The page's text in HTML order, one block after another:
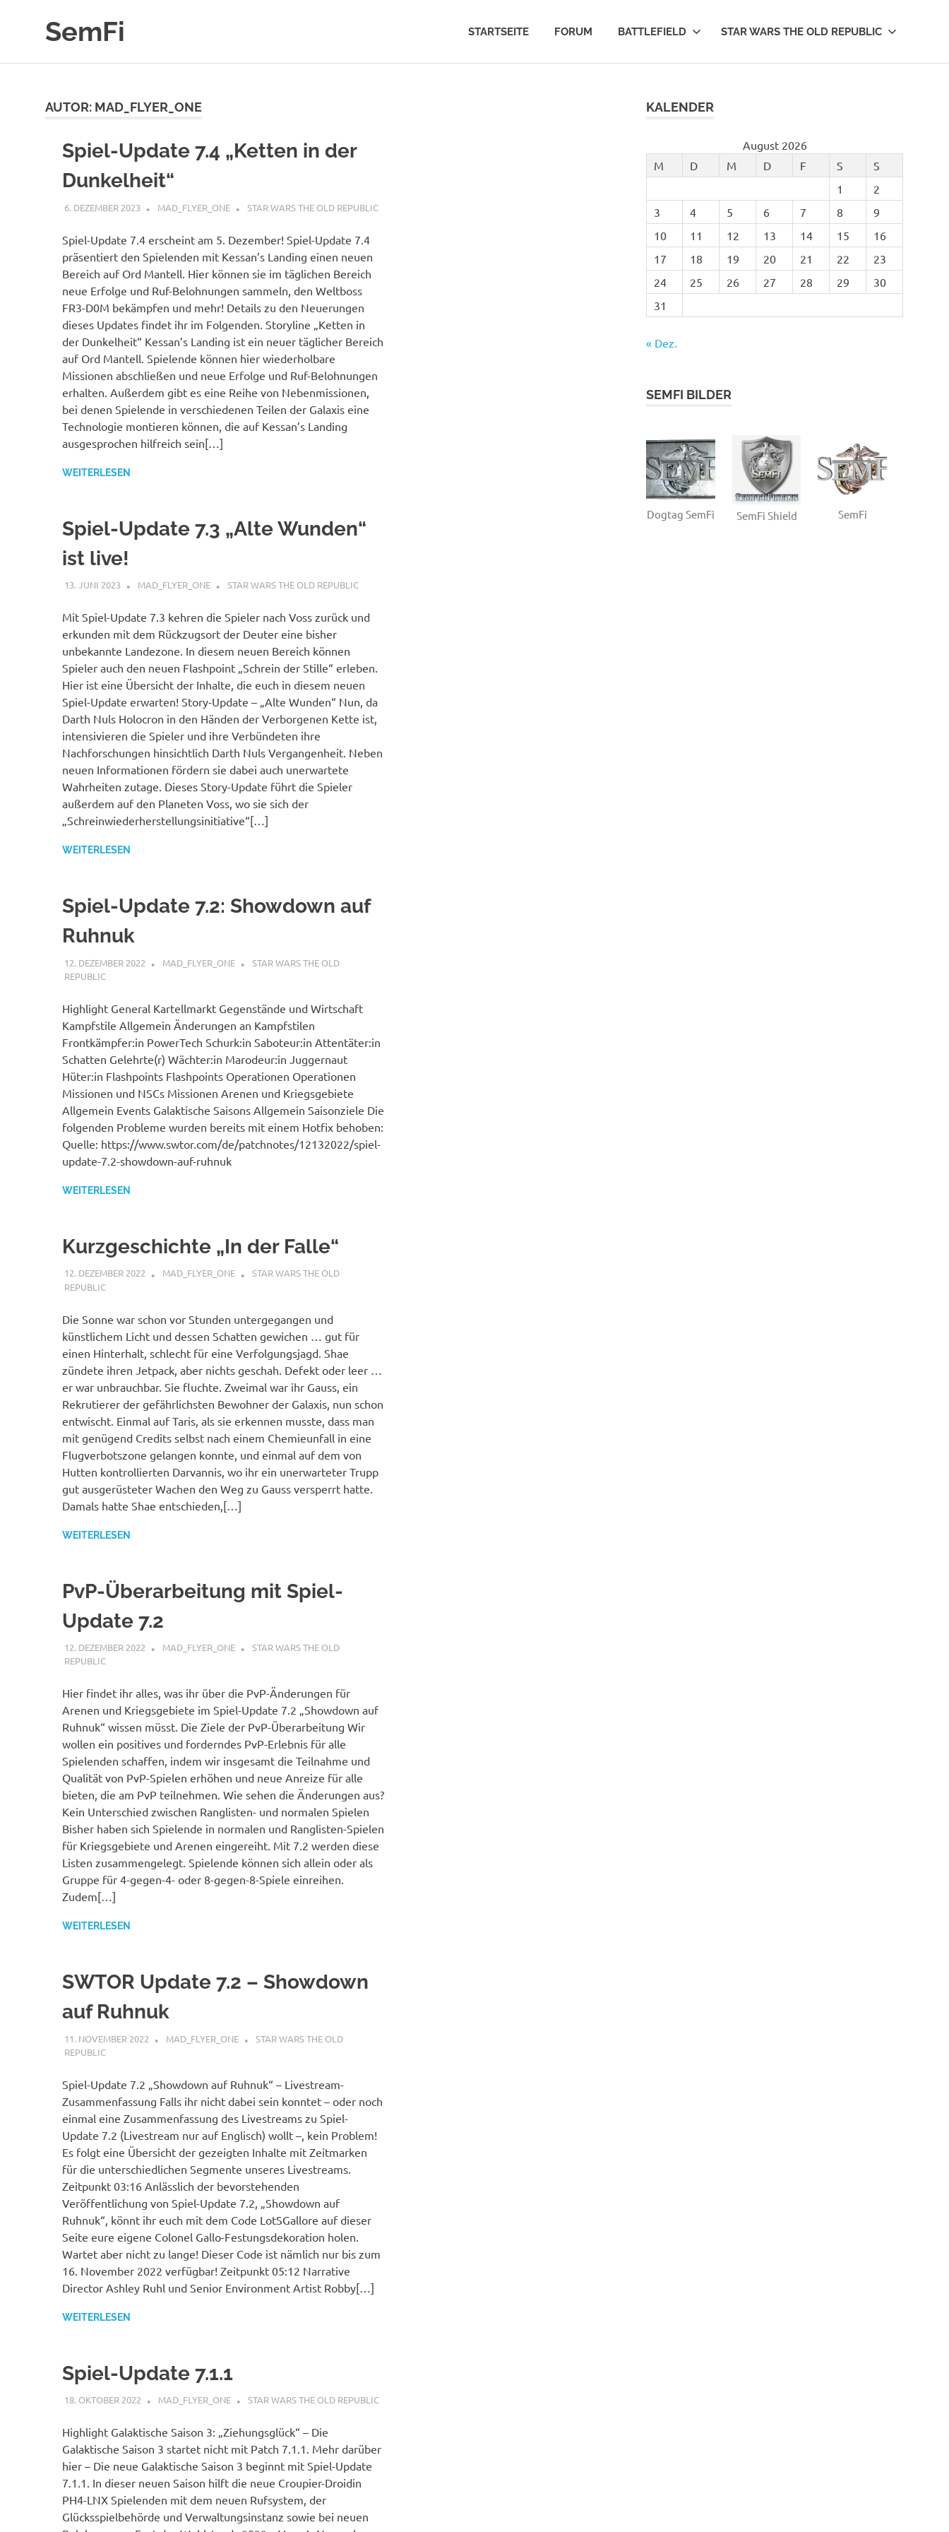
SemFi STARTSEITE FORUM BATTLEFIELD STAR WARS THE OLD REPUBLIC
AUTOR: MAD_FLYER_ONE
Spiel-Update 7.4 „Ketten in der
Dunkelheit“
6. DEZEMBER 2023 MAD_FLYER_ONE STAR WARS THE OLD REPUBLIC
Spiel-Update 7.4 erscheint am 5. Dezember! Spiel-Update 7.4
präsentiert den Spielenden mit Kessan’s Landing einen neuen
Bereich auf Ord Mantell. Hier können sie im täglichen Bereich
neue Erfolge und Ruf-Belohnungen sammeln, den Weltboss
FR3-D0M bekämpfen und mehr! Details zu den Neuerungen
dieses Updates findet ihr im Folgenden. Storyline „Ketten in
der Dunkelheit“ Kessan’s Landing ist ein neuer täglicher Bereich
auf Ord Mantell. Spielende können hier wiederholbare
Missionen abschließen und neue Erfolge und Ruf-Belohnungen
erhalten. Außerdem gibt es eine Reihe von Nebenmissionen,
bei denen Spielende in verschiedenen Teilen der Galaxis eine
Technologie montieren können, die auf Kessan’s Landing
ausgesprochen hilfreich sein[…]
WEITERLESEN
Spiel-Update 7.3 „Alte Wunden“
ist live!
13. JUNI 2023 MAD_FLYER_ONE STAR WARS THE OLD REPUBLIC
Mit Spiel-Update 7.3 kehren die Spieler nach Voss zurück und
erkunden mit dem Rückzugsort der Deuter eine bisher
unbekannte Landezone. In diesem neuen Bereich können
Spieler auch den neuen Flashpoint „Schrein der Stille“ erleben.
Hier ist eine Übersicht der Inhalte, die euch in diesem neuen
Spiel-Update erwarten! Story-Update – „Alte Wunden“ Nun, da
Darth Nuls Holocron in den Händen der Verborgenen Kette ist,
intensivieren die Spieler und ihre Verbündeten ihre
Nachforschungen hinsichtlich Darth Nuls Vergangenheit. Neben
neuen Informationen fördern sie dabei auch unerwartete
Wahrheiten zutage. Dieses Story-Update führt die Spieler
außerdem auf den Planeten Voss, wo sie sich der
„Schreinwiederherstellungsinitiative“[…]
WEITERLESEN
Spiel-Update 7.2: Showdown auf
Ruhnuk
12. DEZEMBER 2022 MAD_FLYER_ONE
STAR WARS THE OLD
REPUBLIC
Highlight General Kartellmarkt Gegenstände und Wirtschaft
Kampfstile Allgemein Änderungen an Kampfstilen
Frontkämpfer:in PowerTech Schurk:in Saboteur:in Attentäter:in
Schatten Gelehrte(r) Wächter:in Marodeur:in Juggernaut
Hüter:in Flashpoints Flashpoints Operationen Operationen
Missionen und NSCs Missionen Arenen und Kriegsgebiete
Allgemein Events Galaktische Saisons Allgemein Saisonziele Die
folgenden Probleme wurden bereits mit einem Hotfix behoben:
Quelle: https://www.swtor.com/de/patchnotes/12132022/spiel-
update-7.2-showdown-auf-ruhnuk
WEITERLESEN
Kurzgeschichte „In der Falle“
12. DEZEMBER 2022 MAD_FLYER_ONE
STAR WARS THE OLD
REPUBLIC
Die Sonne war schon vor Stunden untergegangen und
künstlichem Licht und dessen Schatten gewichen … gut für
einen Hinterhalt, schlecht für eine Verfolgungsjagd. Shae
zündete ihren Jetpack, aber nichts geschah. Defekt oder leer …
er war unbrauchbar. Sie fluchte. Zweimal war ihr Gauss, ein
Rekrutierer der gefährlichsten Bewohner der Galaxis, nun schon
entwischt. Einmal auf Taris, als sie erkennen musste, dass man
mit genügend Credits selbst nach einem Chemieunfall in eine
Flugverbotszone gelangen konnte, und einmal auf dem von
Hutten kontrollierten Darvannis, wo ihr ein unerwarteter Trupp
gut ausgerüsteter Wachen den Weg zu Gauss versperrt hatte.
Damals hatte Shae entschieden,[…]
WEITERLESEN
PvP-Überarbeitung mit Spiel-
Update 7.2
12. DEZEMBER 2022 MAD_FLYER_ONE
STAR WARS THE OLD
REPUBLIC
Hier findet ihr alles, was ihr über die PvP-Änderungen für
Arenen und Kriegsgebiete im Spiel-Update 7.2 „Showdown auf
Ruhnuk“ wissen müsst. Die Ziele der PvP-Überarbeitung Wir
wollen ein positives und forderndes PvP-Erlebnis für alle
Spielenden schaffen, indem wir insgesamt die Teilnahme und
Qualität von PvP-Spielen erhöhen und neue Anreize für alle
bieten, die am PvP teilnehmen. Wie sehen die Änderungen aus?
Kein Unterschied zwischen Ranglisten- und normalen Spielen
Bisher haben sich Spielende in normalen und Ranglisten-Spielen
für Kriegsgebiete und Arenen eingereiht. Mit 7.2 werden diese
Listen zusammengelegt. Spielende können sich allein oder als
Gruppe für 4-gegen-4- oder 8-gegen-8-Spiele einreihen.
Zudem[…]
WEITERLESEN
SWTOR Update 7.2 – Showdown
auf Ruhnuk
11. NOVEMBER 2022 MAD_FLYER_ONE
STAR WARS THE OLD
REPUBLIC
Spiel-Update 7.2 „Showdown auf Ruhnuk“ – Livestream-
Zusammenfassung Falls ihr nicht dabei sein konntet – oder noch
einmal eine Zusammenfassung des Livestreams zu Spiel-
Update 7.2 (Livestream nur auf Englisch) wollt –, kein Problem!
Es folgt eine Übersicht der gezeigten Inhalte mit Zeitmarken
für die unterschiedlichen Segmente unseres Livestreams.
Zeitpunkt 03:16 Anlässlich der bevorstehenden
Veröffentlichung von Spiel-Update 7.2, „Showdown auf
Ruhnuk“, könnt ihr euch mit dem Code LotSGallore auf dieser
Seite eure eigene Colonel Gallo-Festungsdekoration holen.
Wartet aber nicht zu lange! Dieser Code ist nämlich nur bis zum
16. November 2022 verfügbar! Zeitpunkt 05:12 Narrative
Director Ashley Ruhl und Senior Environment Artist Robby[…]
WEITERLESEN
Spiel-Update 7.1.1
18. OKTOBER 2022 MAD_FLYER_ONE STAR WARS THE OLD REPUBLIC
Highlight Galaktische Saison 3: „Ziehungsglück“ – Die
Galaktische Saison 3 startet nicht mit Patch 7.1.1. Mehr darüber
hier – Die neue Galaktische Saison 3 beginnt mit Spiel-Update
7.1.1. In dieser neuen Saison hilft die neue Croupier-Droidin
PH4-LNX Spielenden mit dem neuen Rufsystem, der
Glücksspielbehörde und Verwaltungsinstanz sowie bei neuen
KALENDER
August 2026
M
D M D F S
S
1
2
3
4 5 6 7 8
9
10
11 12 13 14 15
16
17
18 19 20 21 22
23
24
25 26 27 28 29
30
31
« Dez.
SEMFI BILDER
Dogtag SemFi SemFi Shield SemFi